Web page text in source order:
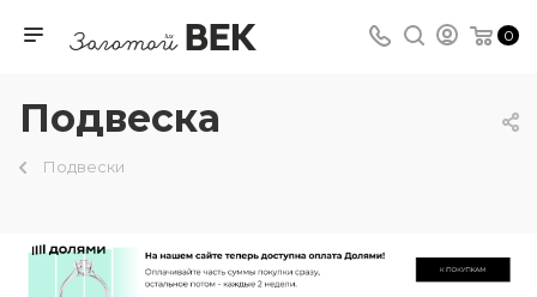
0
Подвеска
Подвески